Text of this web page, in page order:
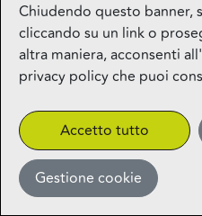
Milos – Greek Food –
Soon
1° piano
CLICK&COLLECT
Miniso
Chiudendo questo banner,
cliccando su un link o
altra maniera, acconsenti
privacy policy che puoi
Accetto tutto
Gestione cookie